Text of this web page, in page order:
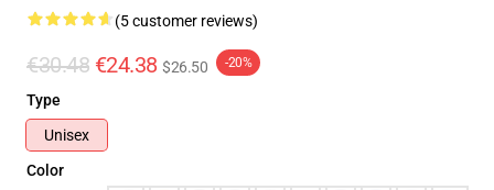
(5 customer reviews)
€30.48 €24.38 $26.50 -20%
Type
Unisex
Color